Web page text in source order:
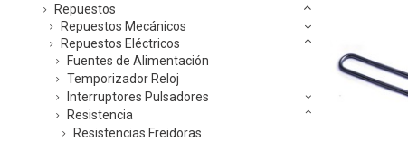
Repuestos
Repuestos Mecánicos
Repuestos Eléctricos
Fuentes de Alimentación
Temporizador Reloj
Interruptores Pulsadores
Resistencia
Resistencias Freidoras